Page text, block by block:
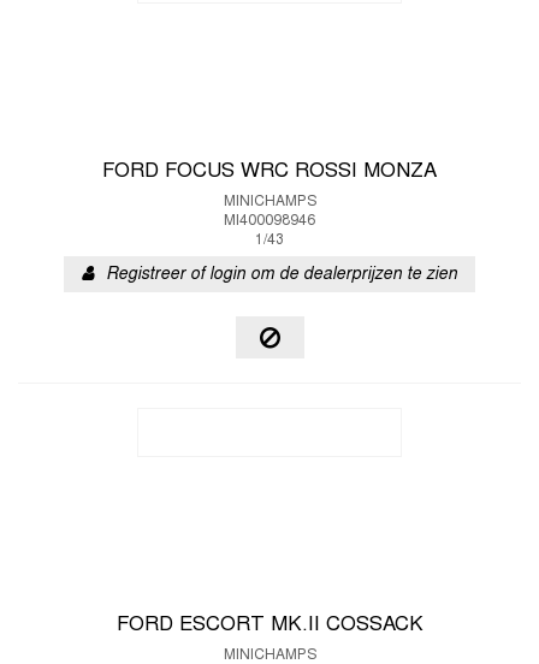
FORD FOCUS WRC ROSSI MONZA
MINICHAMPS
MI400098946
1/43
Registreer of login om de dealerprijzen te zien
FORD ESCORT MK.II COSSACK
MINICHAMPS